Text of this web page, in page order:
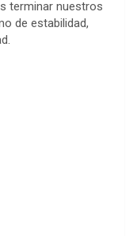
terminar nuestros
de estabilidad,